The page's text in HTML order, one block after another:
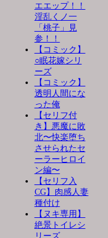
エエップ！！
淫乱くノ一
「桃子」見
参！！
【コミック】
○眠花嫁シリ
ーズ
【コミック】
透明人間にな
った俺
【セリフ付
き】悪魔に敗
北〜快楽堕ち
させられたセ
ーラーヒロイ
ン編〜
【セリフ入
CG】肉感人妻
種付け
【ヌキ専用】
絶景トイレシ
リーズ